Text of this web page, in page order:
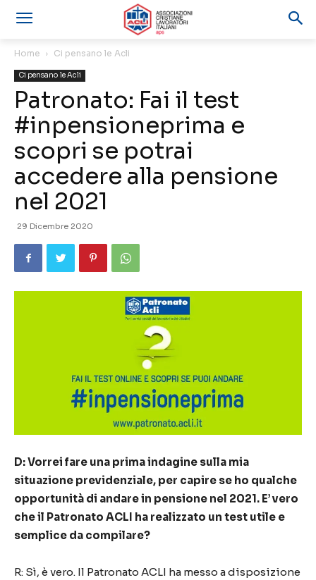
Home Ci pensano le Acli
Ci pensano le Acli
Patronato: Fai il test
#inpensioneprima e
scopri se potrai
accedere alla pensione
nel 2021
29 Dicembre 2020
D: Vorrei fare una prima indagine sulla mia
situazione previdenziale, per capire se ho qualche
opportunità di andare in pensione nel 2021. E’ vero
che il Patronato ACLI ha realizzato un test utile e
semplice da compilare?
R: Sì, è vero. Il Patronato ACLI ha messo a disposizione